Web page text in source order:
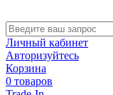
Личный кабинет
Авторизуйтесь
Корзина
0 товаров